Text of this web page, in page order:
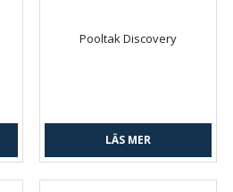
Pooltak Discovery
LÄS MER